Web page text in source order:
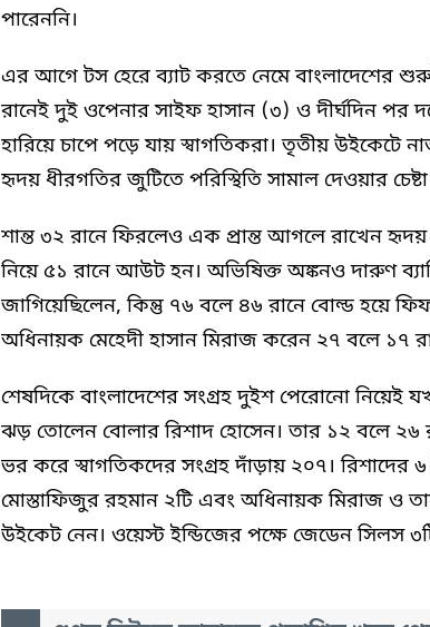
পারেননি।
এর আগে টস হেরে ব্যাট করতে নেমে বাংলাদেশের
রানেই দুই ওপেনার সাইফ হাসান (৩) ও দীর্ঘদিন পর
হারিয়ে চাপে পড়ে যায় স্বাগতিকরা। তৃতীয় উইকেটে
হৃদয় ধীরগতির জুটিতে পরিস্থিতি সামাল দেওয়ার
শান্ত ৩২ রানে ফিরলেও এক প্রান্ত আগলে রাখেন
নিয়ে ৫১ রানে আউট হন। অভিষিক্ত অঙ্কনও দারুণ
জাগিয়েছিলেন, কিন্তু ৭৬ বলে ৪৬ রানে বোল্ড হয়ে
অধিনায়ক মেহেদী হাসান মিরাজ করেন ২৭ বলে ১৭
শেষদিকে বাংলাদেশের সংগ্রহ দুইশ পেরোনো নিয়েই
ঝড় তোলেন বোলার রিশাদ হোসেন। তার ১২ বলে ২৬
ভর করে স্বাগতিকদের সংগ্রহ দাঁড়ায় ২০৭। রিশাদের
মোস্তাফিজুর রহমান ২টি এবং অধিনায়ক মিরাজ ও
উইকেট নেন। ওয়েস্ট ইন্ডিজের পক্ষে জেডেন সিলস